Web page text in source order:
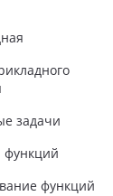
задачи
функций
функций